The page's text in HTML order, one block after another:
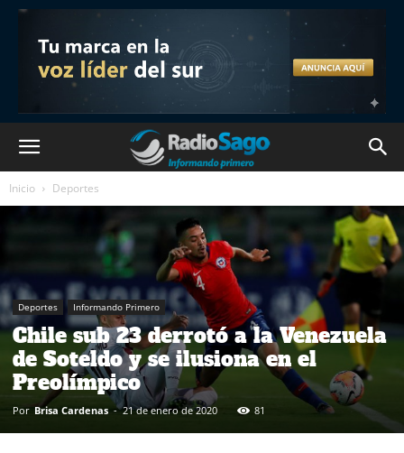
Inicio Deportes
Deportes Informando Primero
Chile sub 23 derrotó a la Venezuela
de Soteldo y se ilusiona en el
Preolímpico
Por Brisa Cardenas - 21 de enero de 2020 81